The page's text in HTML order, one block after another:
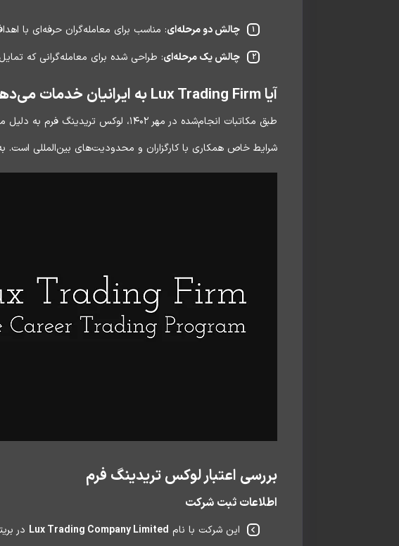
چالش دو مرحله‌ای: مناسب برای معامله‌گران حرفه‌ای با
چالش یک مرحله‌ای: طراحی شده برای معامله‌گرانی که
آیا Lux Trading Firm به ایرانیان خدمات می‌دهد؟
طبق مکاتبات انجام‌شده در مهر ۱۴۰۲،
شرایط خاص همکاری با کارگزاران و محدودیت‌های بین‌المللی است. به
بررسی اعتبار لوکس تریدینگ فرم
اطلاعات ثبت شرکت
این شرکت با نام Lux Trading Company Limited در